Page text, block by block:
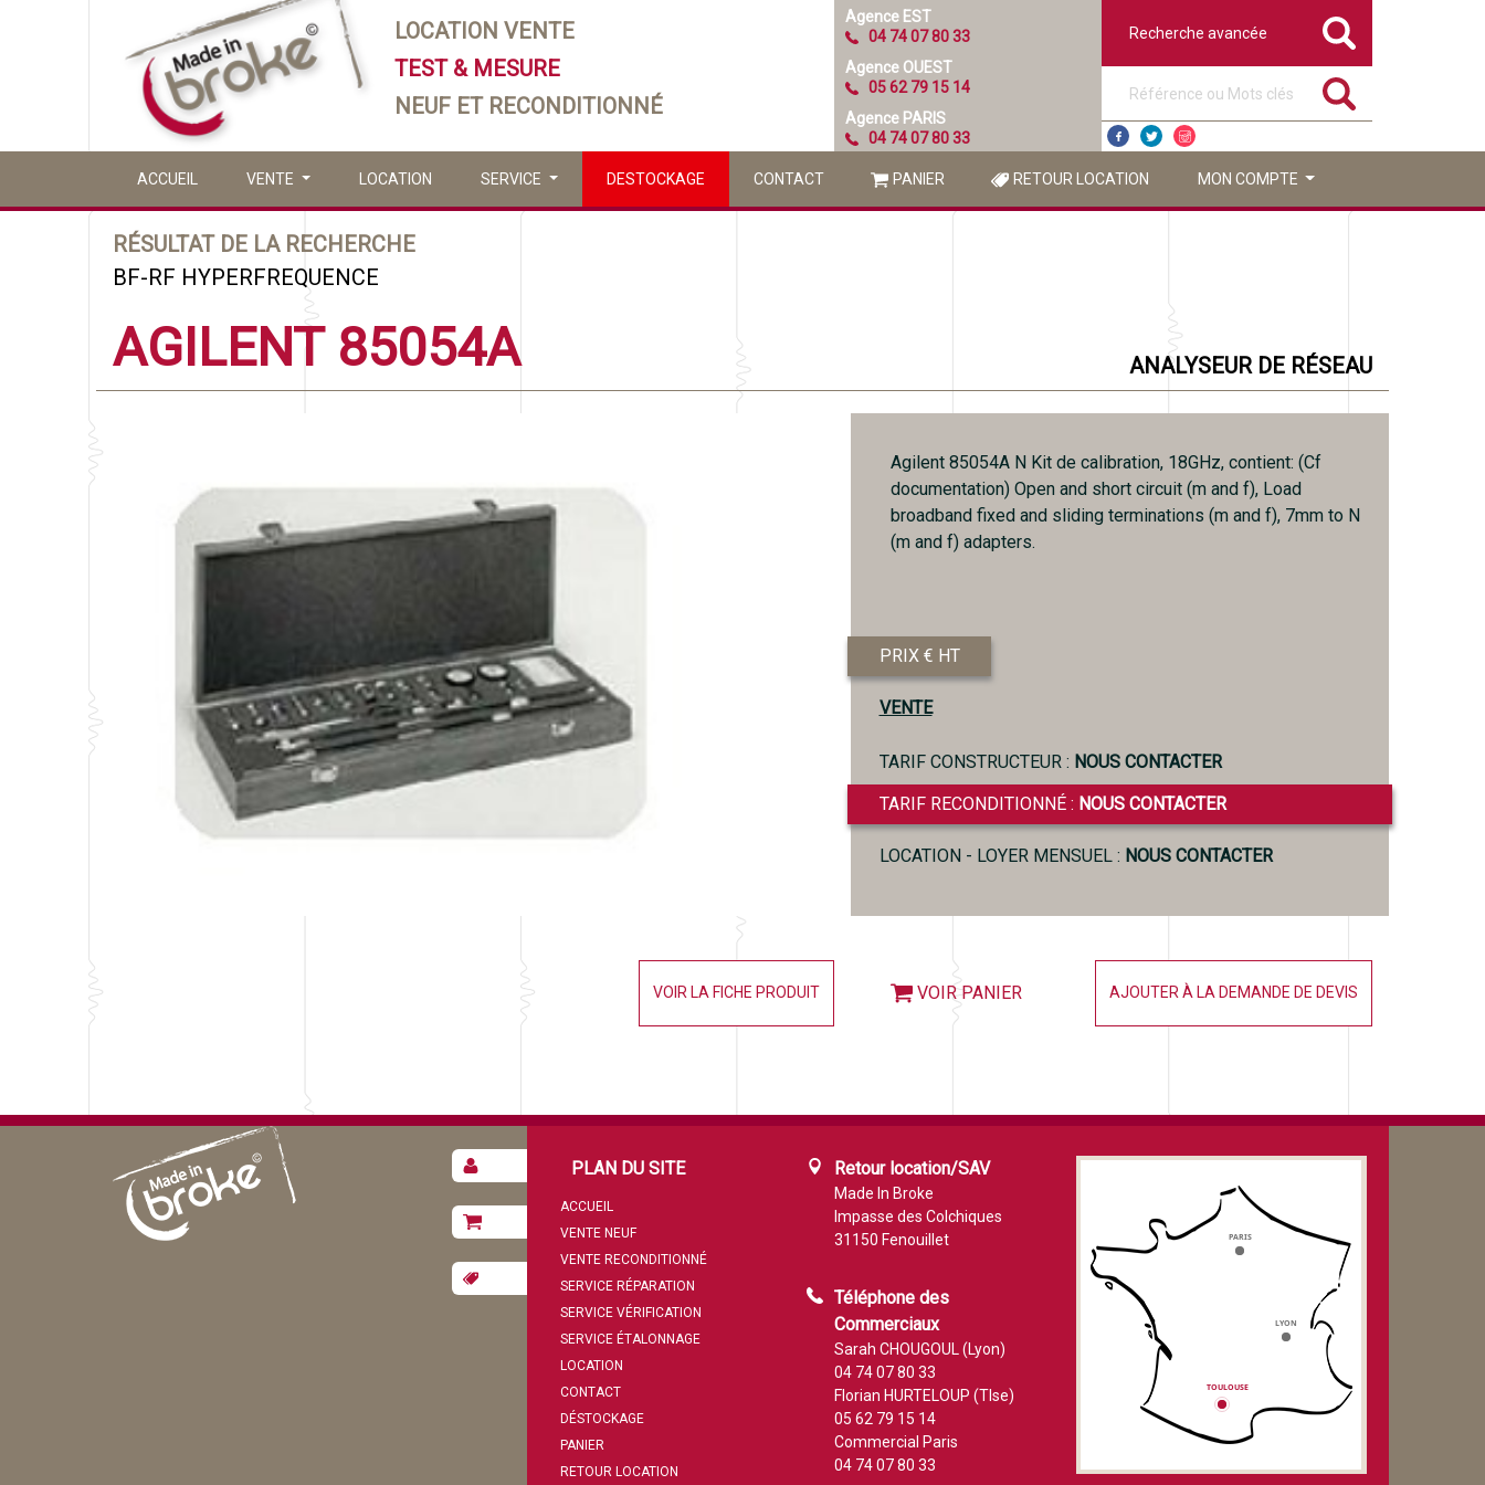
LOCATION VENTE
TEST & MESURE
NEUF ET RECONDITIONNÉ
Agence EST
04 74 07 80 33
Agence OUEST
05 62 79 15 14
Agence PARIS
04 74 07 80 33
Recherche avancée
ACCUEIL VENTE LOCATION SERVICE DESTOCKAGE CONTACT PANIER RETOUR LOCATION MON COMPTE
RÉSULTAT DE LA RECHERCHE
BF-RF HYPERFREQUENCE
AGILENT 85054A ANALYSEUR DE RÉSEAU
Agilent 85054A N Kit de calibration, 18GHz, contient: (Cf
documentation) Open and short circuit (m and f), Load
broadband fixed and sliding terminations (m and f), 7mm to N
(m and f) adapters.
PRIX € HT
VENTE
TARIF CONSTRUCTEUR : NOUS CONTACTER
TARIF RECONDITIONNÉ : NOUS CONTACTER
LOCATION - LOYER MENSUEL : NOUS CONTACTER
VOIR LA FICHE PRODUIT VOIR PANIER AJOUTER À LA DEMANDE DE DEVIS
PLAN DU SITE
ACCUEIL
VENTE NEUF
VENTE RECONDITIONNÉ
SERVICE RÉPARATION
SERVICE VÉRIFICATION
SERVICE ÉTALONNAGE
LOCATION
CONTACT
DÉSTOCKAGE
PANIER
RETOUR LOCATION
Retour location/SAV
Made In Broke
Impasse des Colchiques
31150 Fenouillet
Téléphone des
Commerciaux
Sarah CHOUGOUL (Lyon)
04 74 07 80 33
Florian HURTELOUP (Tlse)
05 62 79 15 14
Commercial Paris
04 74 07 80 33